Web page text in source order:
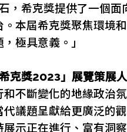
，希克獎提供了一個面
本屆希克獎聚焦環境
極具意義。」
克獎2023」展覽策展
不斷變化的地緣政治
議題呈獻給更廣泛的
示正在進行、富有洞察